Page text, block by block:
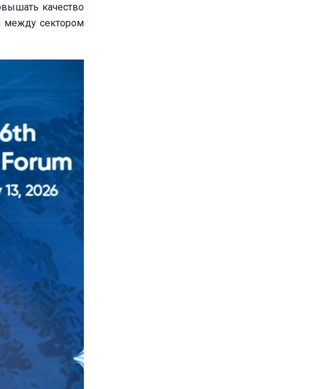
качество
между сектором